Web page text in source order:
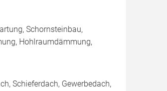
Schornsteinbau,
Hohlraumdämmung,
Schieferdach, Gewerbedach,